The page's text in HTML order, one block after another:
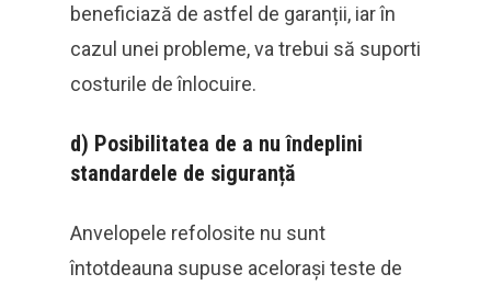
beneficiază de astfel de garanții, iar în
cazul unei probleme, va trebui să suporti
costurile de înlocuire.
d) Posibilitatea de a nu îndeplini
standardele de siguranță
Anvelopele refolosite nu sunt
întotdeauna supuse acelorași teste de